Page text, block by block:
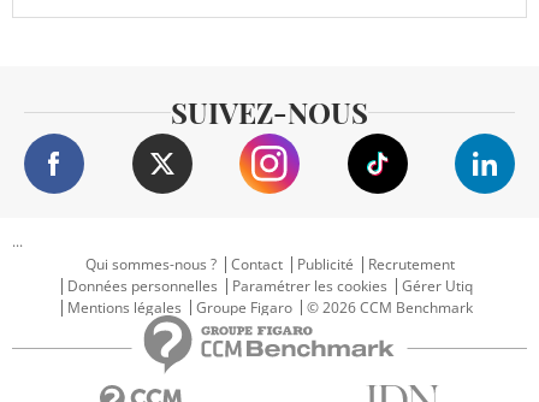
SUIVEZ-NOUS
...
Qui sommes-nous ?
Contact Publicité
Recrutement
Données personnelles
Paramétrer les cookies
Gérer Utiq
Mentions légales
Groupe Figaro © 2026 CCM Benchmark